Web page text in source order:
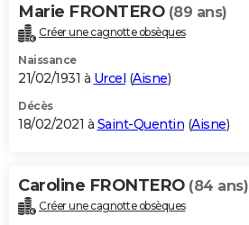
Marie FRONTERO (89 ans)
Créer une cagnotte obsèques
Naissance
21/02/1931 à Urcel (Aisne)
Décès
18/02/2021 à Saint-Quentin (Aisne)
Caroline FRONTERO (84 ans)
Créer une cagnotte obsèques